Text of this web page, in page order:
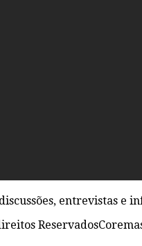
entrevistas
Reservados